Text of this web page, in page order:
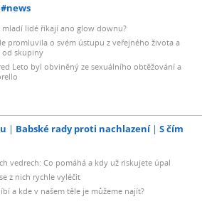
#news
lidé říkají ano glow downu?
promluvila o svém ústupu z veřejného života a
od skupiny
Leto byl obviněný ze sexuálního obtěžování a
Babské rady proti nachlazení
S čím
vedrech: Co pomáhá a kdy už riskujete úpal
z nich rychle vyléčit
a kde v našem těle je můžeme najít?